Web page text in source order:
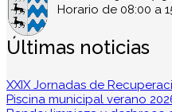
Horario de 08:00 a
Últimas noticias
XXIX Jornadas de
Piscina municipal verano